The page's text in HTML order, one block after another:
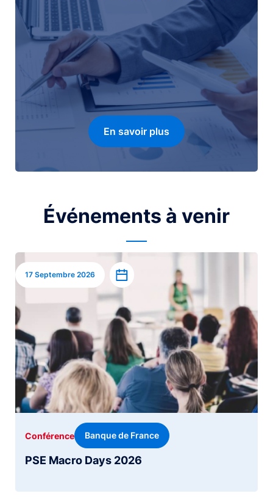
En savoir plus
Événements à venir
Image
17 Septembre 2026 Ajouter à l’agenda
PSE Macro Days 2026
Conférence Banque de France